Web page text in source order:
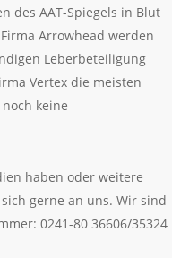
des AAT-Spiegels in Blut
Arrowhead werden
Leberbeteiligung
Vertex die meisten
keine
haben oder weitere
gerne an uns. Wir sind
0241-80 36606/35324